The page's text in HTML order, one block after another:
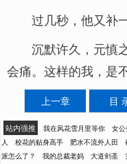
过几秒，他又补
沉默许久，元慎
会痛。这样的我，是
上一章 目
站内强推 我在风花雪月里等你 女
人
校花的贴身高手 肥水不流外人田
派怎么了？
我的总裁老妈 大道剑圣